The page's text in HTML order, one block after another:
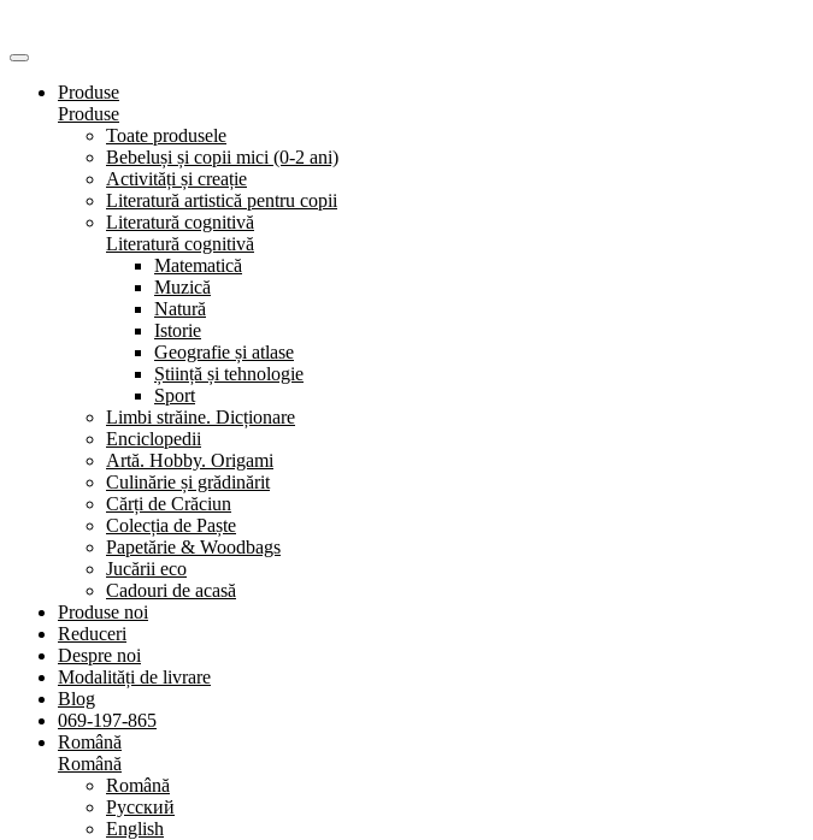
Produse
Produse
Toate produsele
Bebeluși și copii mici (0-2 ani)
Activități și creație
Literatură artistică pentru copii
Literatură cognitivă
Literatură cognitivă
Matematică
Muzică
Natură
Istorie
Geografie și atlase
Știință și tehnologie
Sport
Limbi străine. Dicționare
Enciclopedii
Artă. Hobby. Origami
Culinărie și grădinărit
Cărți de Crăciun
Colecția de Paște
Papetărie & Woodbags
Jucării eco
Cadouri de acasă
Produse noi
Reduceri
Despre noi
Modalități de livrare
Blog
069-197-865
Română
Română
Română
Русский
English